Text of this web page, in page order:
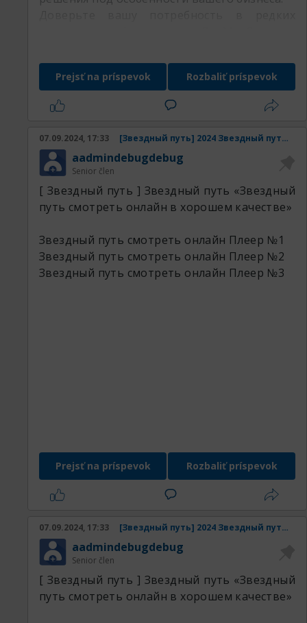
оставляемая продукция:
Prejsť na príspevok Rozbaliť príspevok
07.09.2024, 17:33 [Звездный путь] 2024 Звездный путь смотреть онлайн в хорошем качестве
aadmindebugdebug
Senior člen
[ Звездный путь ] Звездный путь «Звездный
путь смотреть онлайн в хорошем качестве»
Звездный путь смотреть онлайн Плеер №1
Звездный путь смотреть онлайн Плеер №2
Звездный путь смотреть онлайн Плеер №3
Prejsť na príspevok Rozbaliť príspevok
07.09.2024, 17:33 [Звездный путь] 2024 Звездный путь смотреть онлайн в хорошем качестве
aadmindebugdebug
Senior člen
[ Звездный путь ] Звездный путь «Звездный
путь смотреть онлайн в хорошем качестве»